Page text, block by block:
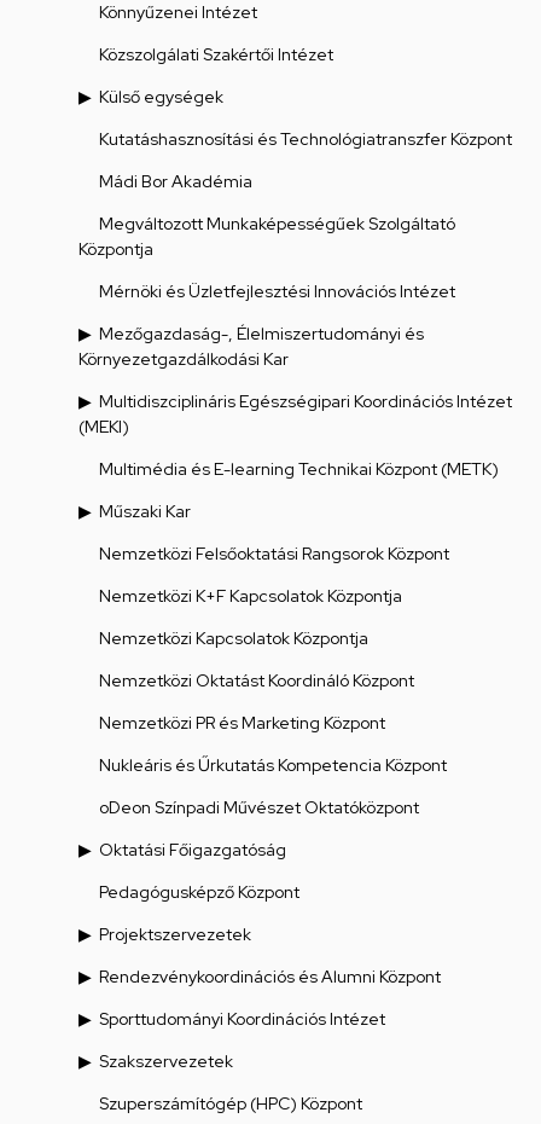
Könnyűzenei Intézet
Közszolgálati Szakértői Intézet
Külső egységek
Kutatáshasznosítási és Technológiatranszfer Központ
Mádi Bor Akadémia
Megváltozott Munkaképességűek Szolgáltató
Központja
Mérnöki és Üzletfejlesztési Innovációs Intézet
Mezőgazdaság-, Élelmiszertudományi és
Környezetgazdálkodási Kar
Multidiszciplináris Egészségipari Koordinációs Intézet
(MEKI)
Multimédia és E-learning Technikai Központ (METK)
Műszaki Kar
Nemzetközi Felsőoktatási Rangsorok Központ
Nemzetközi K+F Kapcsolatok Központja
Nemzetközi Kapcsolatok Központja
Nemzetközi Oktatást Koordináló Központ
Nemzetközi PR és Marketing Központ
Nukleáris és Űrkutatás Kompetencia Központ
oDeon Színpadi Művészet Oktatóközpont
Oktatási Főigazgatóság
Pedagógusképző Központ
Projektszervezetek
Rendezvénykoordinációs és Alumni Központ
Sporttudományi Koordinációs Intézet
Szakszervezetek
Szuperszámítógép (HPC) Központ